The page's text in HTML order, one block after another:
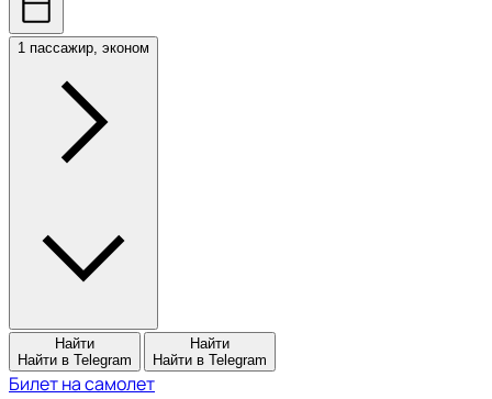
1 пассажир, эконом
Найти
Найти в Telegram
Найти
Найти в Telegram
Билет на самолет